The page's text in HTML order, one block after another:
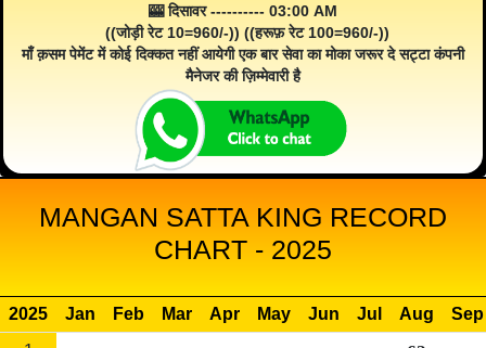
🎰 दिसावर ---------- 03:00 AM
((जोड़ी रेट 10=960/-)) ((हरूफ़ रेट 100=960/-))
माँ क़सम पेमेंट में कोई दिक्कत नहीं आयेगी एक बार सेवा का मोका जरूर दे सट्टा कंपनी
मैनेजर की ज़िम्मेवारी है
MANGAN SATTA KING RECORD
CHART - 2025
2025 Jan Feb Mar Apr May Jun Jul Aug
Sep